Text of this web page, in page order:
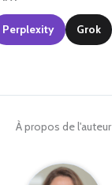
Perplexity Grok
À propos de l'auteur